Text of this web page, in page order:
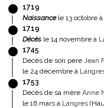
1719
Naissancele 13 octobre à
1719
Décès le 14 novembre à
1745
Décès de son père Jean
le 24 décembre à
1753
Décès de sa mère Anne
le 16 mars à Langres